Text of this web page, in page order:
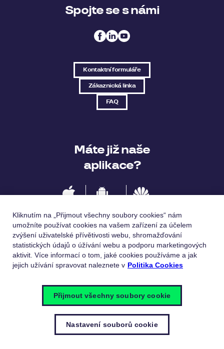
Spojte se s námi
Kontaktní formuláře
Zákaznická linka
FAQ
Máte již naše
aplikace?
Jazykové verze
English
Kliknutím na „Přijmout všechny soubory cookies“ nám
umožníte používat cookies na vašem zařízení za účelem
zvýšení uživatelské přívětivosti webu, shromažďování
statistických údajů o úžívání webu a podporu marketingových
aktivit. Více informací o tom, jaké cookies používáme a jak
jejich užívání spravovat naleznete v Politika Cookies
Nastavení souborů cookie
Přijmout všechny soubory cookie